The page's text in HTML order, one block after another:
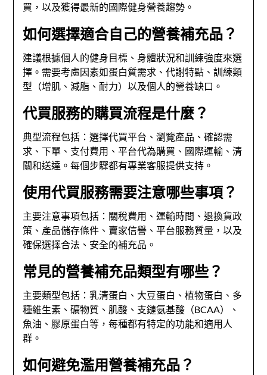
買，以及獲得最新的國際健身營養趨勢。
如何選擇適合自己的營養補充品？
建議根據個人的健身目標、身體狀況和訓練強度來選
擇。需要考慮因素如蛋白質需求、代謝特點、訓練類
型（增肌、減脂、耐力）以及個人的營養缺口。
代買服務的購買流程是什麼？
典型流程包括：選擇代買平台、瀏覽產品、確認需
求、下單、支付費用、平台代為購買、國際運輸、清
關和送達。每個步驟都有專業客服提供支持。
使用代買服務需要注意哪些事項？
主要注意事項包括：關稅費用、運輸時間、退換貨政
策、產品儲存條件、賣家信譽、平台服務質量，以及
確保選擇合法、安全的補充品。
常見的營養補充品類型有哪些？
主要類型包括：乳清蛋白、大豆蛋白、植物蛋白、多
種維生素、礦物質、肌酸、支鏈氨基酸（BCAA）、
魚油、膠原蛋白等，每種都有特定的功能和適用人
群。
如何避免濫用營養補充品？